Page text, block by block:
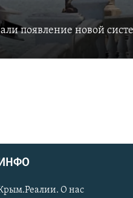
появление новой
О нас